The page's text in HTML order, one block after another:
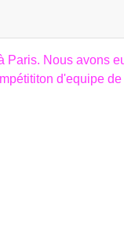
Paris. Nous avons
d'equipe de